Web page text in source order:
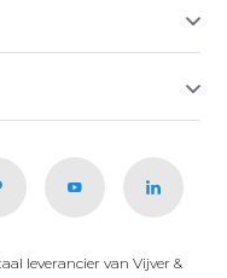
leverancier van Vijver &